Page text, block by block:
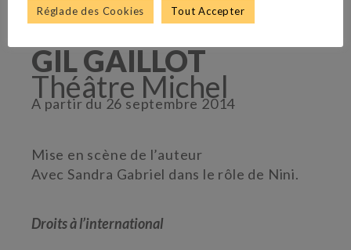
GIL GAILLOT
Théâtre Michel
A partir du 26 septembre 2014
Mise en scène de l’auteur
Avec Sandra Gabriel dans le rôle de Nini.
Droits à l’international
Réglade des Cookies Tout Accepter